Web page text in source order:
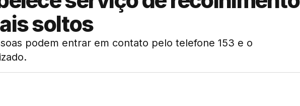
soltos
podem entrar em contato pelo telefone 153 e o